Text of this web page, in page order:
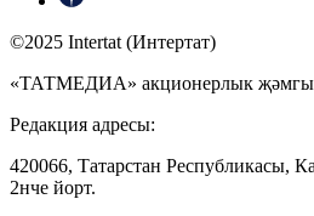
©2025 Intertat (Интертат)
«ТАТМЕДИА» акционерлык
Редакция адресы:
420066, Татарстан Республикасы,
2нче йорт.